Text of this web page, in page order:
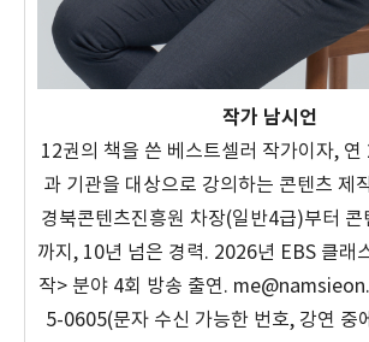
작가 남시언
12권의 책을 쓴 베스트셀러 작가이자, 연
과 기관을 대상으로 강의하는 콘텐츠 제
경북콘텐츠진흥원 차장(일반4급)부터 콘
까지, 10년 넘은 경력. 2026년 EBS 클래
작> 분야 4회 방송 출연.
5-0605(문자 수신 가능한 번호, 강연 중